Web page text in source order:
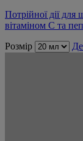
Потрійної дії
вітаміном С та
Розмір